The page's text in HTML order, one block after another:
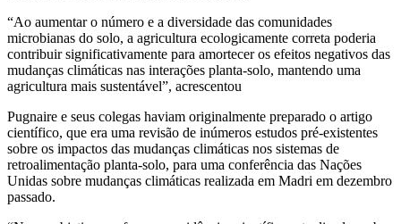
“Ao aumentar o número e a diversidade das comunidades
microbianas do solo, a agricultura ecologicamente correta poderia
contribuir significativamente para amortecer os efeitos negativos das
mudanças climáticas nas interações planta-solo, mantendo uma
agricultura mais sustentável”, acrescentou
Pugnaire e seus colegas haviam originalmente preparado o artigo
científico, que era uma revisão de inúmeros estudos pré-existentes
sobre os impactos das mudanças climáticas nos sistemas de
retroalimentação planta-solo, para uma conferência das Nações
Unidas sobre mudanças climáticas realizada em Madri em dezembro
passado.